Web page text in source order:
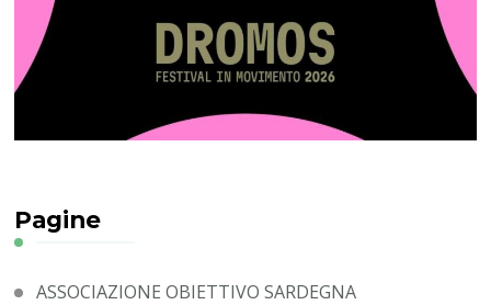
Pagine
ASSOCIAZIONE OBIETTIVO SARDEGNA